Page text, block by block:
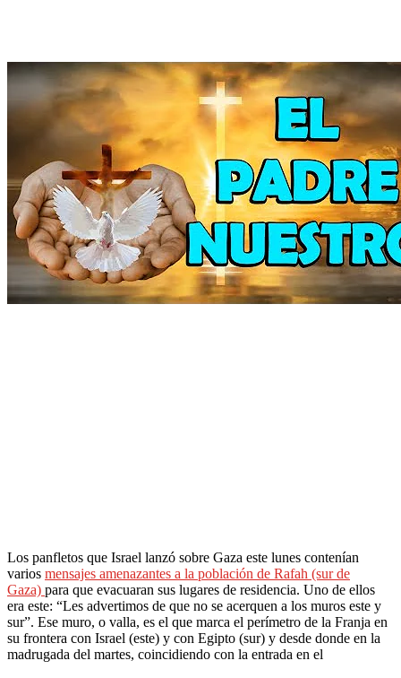
Los panfletos que Israel lanzó sobre Gaza este lunes contenían
varios mensajes amenazantes a la población de Rafah (sur de
Gaza) para que evacuaran sus lugares de residencia. Uno de ellos
era este: “Les advertimos de que no se acerquen a los muros este y
sur”. Ese muro, o valla, es el que marca el perímetro de la Franja en
su frontera con Israel (este) y con Egipto (sur) y desde donde en la
madrugada del martes, coincidiendo con la entrada en el